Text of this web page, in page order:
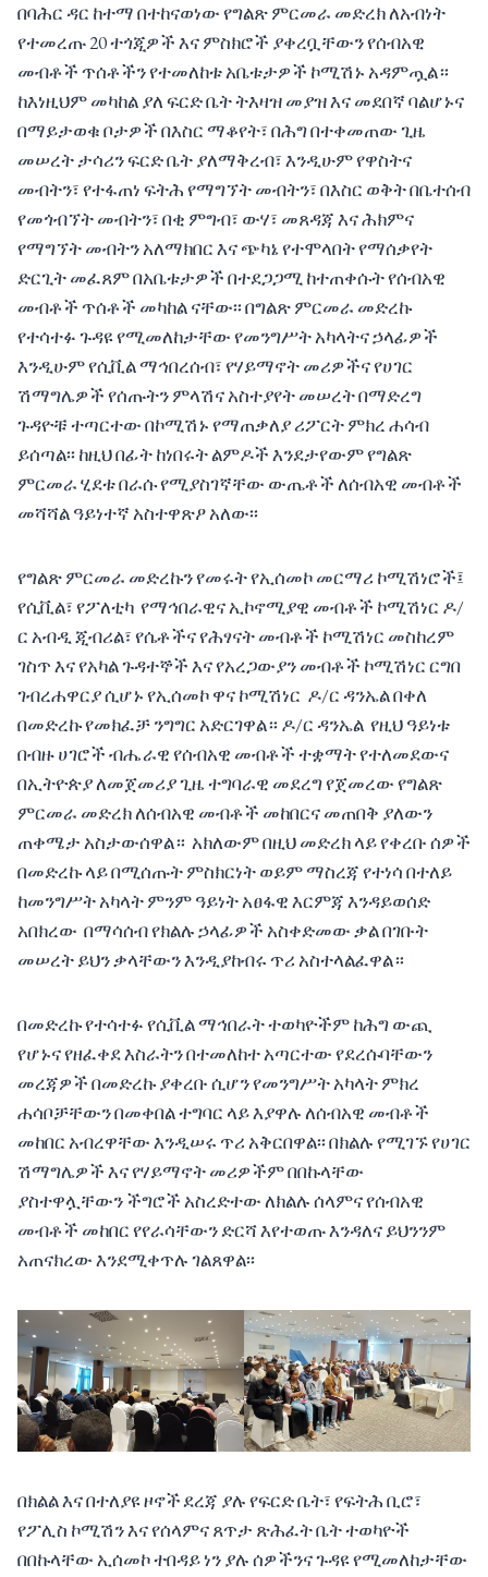
በባሕር ዳር ከተማ በተከናወነው የግልጽ ምርመራ መድረክ ለአብነት
የተመረጡ 20 ተጎጂዎች እና ምስክሮች ያቀረቧቸውን የሰብአዊ
መብቶች ጥሰቶችን የተመለከቱ አቤቱታዎች ኮሚሽኑ አዳምጧል።
ከእነዚህም መካከል ያለ ፍርድ ቤት ትእዛዝ መያዝ እና መደበኛ ባልሆኑና
በማይታወቁ ቦታዎች በእስር ማቆየት፣ በሕግ በተቀመጠው ጊዜ
መሠረት ታሳሪን ፍርድ ቤት ያለማቅረብ፣ እንዲሁም የዋስትና
መብትን፣ የተፋጠነ ፍትሕ የማግኘት መብትን፣ በእስር ወቅት በቤተሰብ
የመጎብኘት መብትን፣ በቂ ምግብ፣ ውሃ፣ መጸዳጃ እና ሕክምና
የማግኘት መብትን አለማክበር እና ጭካኔ የተሞላበት የማሰቃየት
ድርጊት መፈጸም በአቤቱታዎች በተደጋጋሚ ከተጠቀሱት የሰብአዊ
መብቶች ጥሰቶች መካከል ናቸው፡፡ በግልጽ ምርመራ መድረኩ
የተሳተፉ ጉዳዩ የሚመለከታቸው የመንግሥት አካላትና ኃላፊዎች
እንዲሁም የሲቪል ማኅበረሰብ፣ የሃይማኖት መሪዎችና የሀገር
ሽማግሌዎች የሰጡትን ምላሽና አስተያየት መሠረት በማድረግ
ጉዳዮቹ ተጣርተው በኮሚሽኑ የማጠቃለያ ሪፖርት ምክረ ሐሳብ
ይሰጣል፡፡ ከዚህ በፊት ከነበሩት ልምዶች እንደታየውም የግልጽ
ምርመራ ሂደቱ በራሱ የሚያስገኛቸው ውጤቶች ለሰብአዊ መብቶች
መሻሻል ዓይነተኛ አስተዋጽዖ አለው፡፡
የግልጽ ምርመራ መድረኩን የመሩት የኢሰመኮ መርማሪ ኮሚሽነሮች፤
የሲቪል፣ የፖለቲካ የማኅበራዊና ኢኮኖሚያዊ መብቶች ኮሚሽነር ዶ/
ር አብዲ ጂብሪል፣ የሴቶችና የሕፃናት መብቶች ኮሚሽነር መስከረም
ገስጥ እና የአካል ጉዳተኞች እና የአረጋውያን መብቶች ኮሚሽነር ርግበ
ገብረሐዋርያ ሲሆኑ የኢሰመኮ ዋና ኮሚሽነር ዶ/ር ዳንኤል በቀለ
በመድረኩ የመክፈቻ ንግግር አድርገዋል። ዶ/ር ዳንኤል የዚህ ዓይነቱ
በብዙ ሀገሮች ብሔራዊ የሰብአዊ መብቶች ተቋማት የተለመደውና
በኢትዮጵያ ለመጀመሪያ ጊዜ ተግባራዊ መደረግ የጀመረው የግልጽ
ምርመራ መድረክ ለሰብአዊ መብቶች መከበርና መጠበቅ ያለውን
ጠቀሜታ አስታውሰዋል። አክለውም በዚህ መድረክ ላይ የቀረቡ ሰዎች
በመድረኩ ላይ በሚሰጡት ምስክርነት ወይም ማስረጃ የተነሳ በተለይ
ከመንግሥት አካላት ምንም ዓይነት አፀፋዊ እርምጃ እንዳይወሰድ
አበክረው በማሳሰብ የክልሉ ኃላፊዎች አስቀድመው ቃል በገቡት
መሠረት ይህን ቃላቸውን እንዲያከብሩ ጥሪ አስተላልፈዋል።
በመድረኩ የተሳተፉ የሲቪል ማኅበራት ተወካዮችም ከሕግ ውጪ
የሆኑና የዘፈቀደ እስራትን በተመለከተ አጣርተው የደረሱባቸውን
መረጃዎች በመድረኩ ያቀረቡ ሲሆን የመንግሥት አካላት ምክረ
ሐሳቦቻቸውን በመቀበል ተግባር ላይ እያዋሉ ለሰብአዊ መብቶች
መከበር አብረዋቸው እንዲሠሩ ጥሪ አቅርበዋል፡፡ በክልሉ የሚገኙ የሀገር
ሽማግሌዎች እና የሃይማኖት መሪዎችም በበኩላቸው
ያስተዋሏቸውን ችግሮች አስረድተው ለክልሉ ሰላምና የሰብአዊ
መብቶች መከበር የየራሳቸውን ድርሻ እየተወጡ እንዳለና ይህንንም
አጠናክረው እንደሚቀጥሉ ገልጸዋል፡፡
በክልል እና በተለያዩ ዞኖች ደረጃ ያሉ የፍርድ ቤት፣ የፍትሕ ቢሮ፣
የፖሊስ ኮሚሽን እና የሰላምና ጸጥታ ጽሕፈት ቤት ተወካዮች
በበኩላቸው ኢሰመኮ ተበዳይ ነን ያሉ ሰዎችንና ጉዳዩ የሚመለከታቸው